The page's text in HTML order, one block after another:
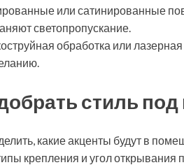
или сатинированные
светопропускание.
обработка или
стиль
какие акценты будут в
крепления и угол открывания